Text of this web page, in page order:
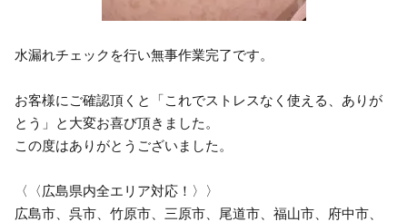
水漏れチェックを行い無事作業完了です。
お客様にご確認頂くと「これでストレスなく使える、ありが
とう」と大変お喜び頂きました。
この度はありがとうございました。
〈〈広島県内全エリア対応！〉〉
広島市、呉市、竹原市、三原市、尾道市、福山市、府中市、